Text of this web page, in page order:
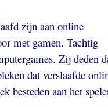
zijn aan online
met gamen. Tachtig
Zij deden
dat verslaafde
besteden aan het